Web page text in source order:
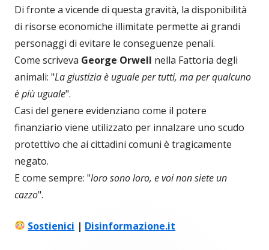
Di fronte a vicende di questa gravità, la disponibilità
di risorse economiche illimitate permette ai grandi
personaggi di evitare le conseguenze penali.
Come scriveva George Orwell nella Fattoria degli
animali: "La giustizia è uguale per tutti, ma per qualcuno
è più uguale".
Casi del genere evidenziano come il potere
finanziario viene utilizzato per innalzare uno scudo
protettivo che ai cittadini comuni è tragicamente
negato.
E come sempre: "loro sono loro, e voi non siete un
cazzo".
Sostienici | Disinformazione.it